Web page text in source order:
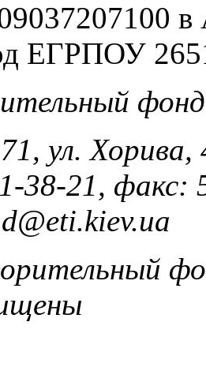
ЕГРПОУ
ул.
38-21, факс: